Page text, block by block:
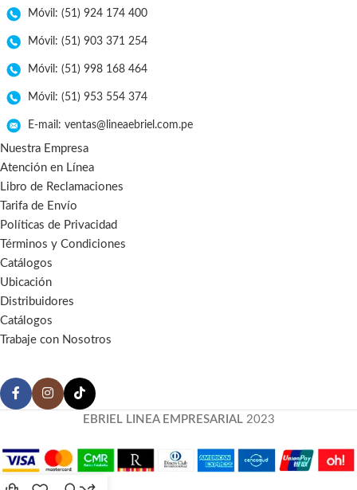
Móvil: (51) 924 174 400
Móvil: (51) 903 371 254
Móvil: (51) 998 168 464
Móvil: (51) 953 554 374
E-mail: ventas@lineaebriel.com.pe
Nuestra Empresa
Atención en Línea
Libro de Reclamaciones
Tarifa de Envío
Políticas de Privacidad
Términos y Condiciones
Catálogos
Ubicación
Distribuidores
Catálogos
Trabaje con Nosotros
EBRIEL LINEA EMPRESARIAL 2023